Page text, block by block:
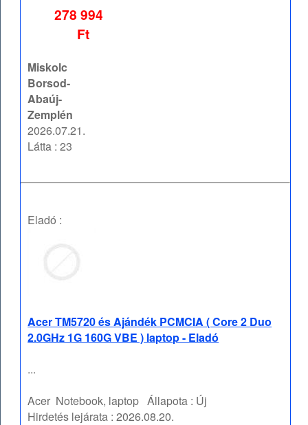
278 994
Ft
Miskolc
Borsod-
Abaúj-
Zemplén
2026.07.21.
Látta : 23
Eladó :
Acer TM5720 és Ajándék PCMCIA ( Core 2 Duo
2.0GHz 1G 160G VBE ) laptop - Eladó
...
Acer Notebook, laptop Állapota : Új
Hirdetés lejárata :2026.08.20.